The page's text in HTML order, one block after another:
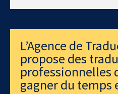
L’Agence de
propose des
professionnelles
gagner du temps